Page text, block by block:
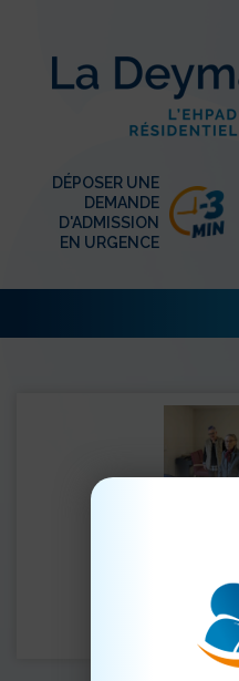
DÉPOSER UNE
DEMANDE
D'ADMISSION
EN URGENCE